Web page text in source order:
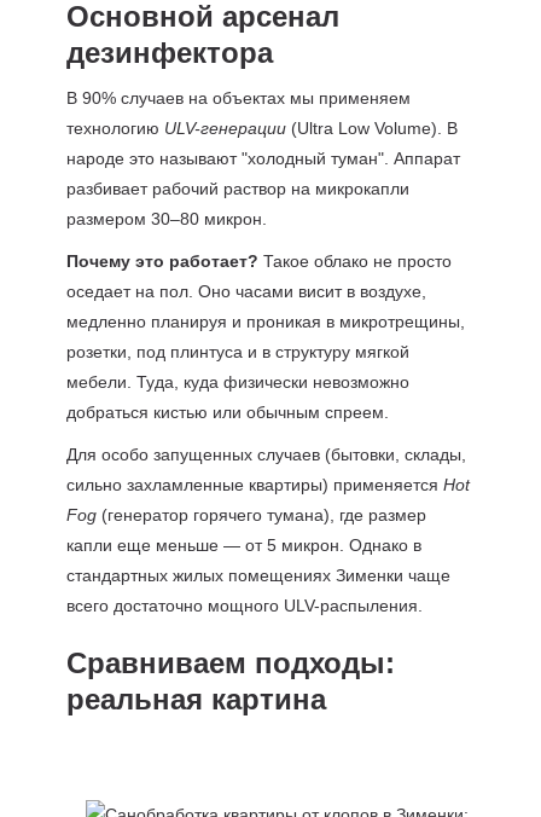
Основной арсенал
дезинфектора
В 90% случаев на объектах мы применяем
технологию ULV-генерации(Ultra Low Volume). В
народе это называют "холодный туман". Аппарат
разбивает рабочий раствор на микрокапли
размером 30–80 микрон.
Почему это работает? Такое облако не просто
оседает на пол. Оно часами висит в воздухе,
медленно планируя и проникая в микротрещины,
розетки, под плинтуса и в структуру мягкой
мебели. Туда, куда физически невозможно
добраться кистью или обычным спреем.
Для особо запущенных случаев (бытовки, склады,
сильно захламленные квартиры) применяется Hot
Fog(генератор горячего тумана), где размер
капли еще меньше — от 5 микрон. Однако в
стандартных жилых помещениях Зименки чаще
всего достаточно мощного ULV-распыления.
Сравниваем подходы:
реальная картина